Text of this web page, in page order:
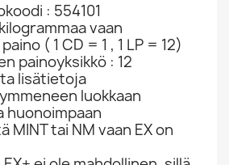
: 554101
vaan
( 1 CD = 1 , 1 LP = 12)
painoyksikkö : 12
lisätietoja
luokkaan
huonoimpaan
MINT tai NM vaan EX on